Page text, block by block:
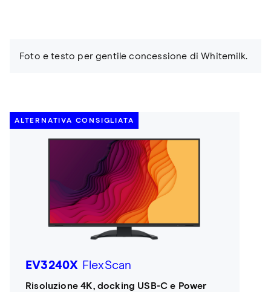
Foto e testo per gentile concessione di Whitemilk.
ALTERNATIVA CONSIGLIATA
EV3240X FlexScan
Risoluzione 4K, docking USB-C e Power